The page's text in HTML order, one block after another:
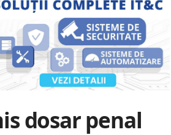
dosar penal